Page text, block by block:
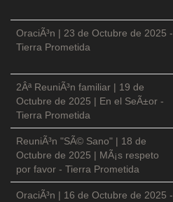
OraciÃ³n | 23 de Octubre de 2025 -
Tierra Prometida
2Âª ReuniÃ³n familiar | 19 de
Octubre de 2025 | En el SeÃ±or -
Tierra Prometida
ReuniÃ³n "SÃ© Sano" | 18 de
Octubre de 2025 | MÃ¡s respeto
por favor - Tierra Prometida
OraciÃ³n | 16 de Octubre de 2025 -